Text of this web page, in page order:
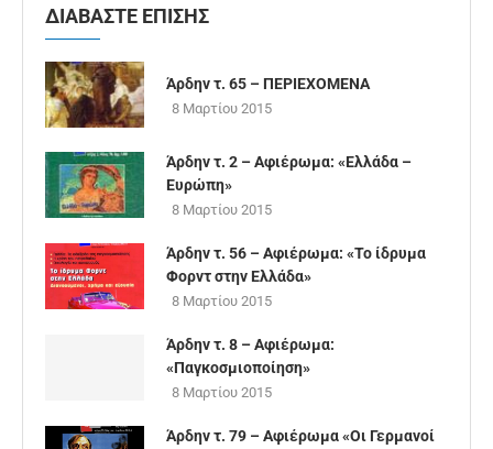
ΔΙΑΒΑΣΤΕ ΕΠΙΣΗΣ
Άρδην τ. 65 – ΠΕΡΙΕΧΟΜΕΝΑ
8 Μαρτίου 2015
Άρδην τ. 2 – Αφιέρωμα: «Ελλάδα –
Ευρώπη»
8 Μαρτίου 2015
Άρδην τ. 56 – Αφιέρωμα: «Το ίδρυμα
Φορντ στην Ελλάδα»
8 Μαρτίου 2015
Άρδην τ. 8 – Αφιέρωμα:
«Παγκοσμιοποίηση»
8 Μαρτίου 2015
Άρδην τ. 79 – Αφιέρωμα «Οι Γερμανοί